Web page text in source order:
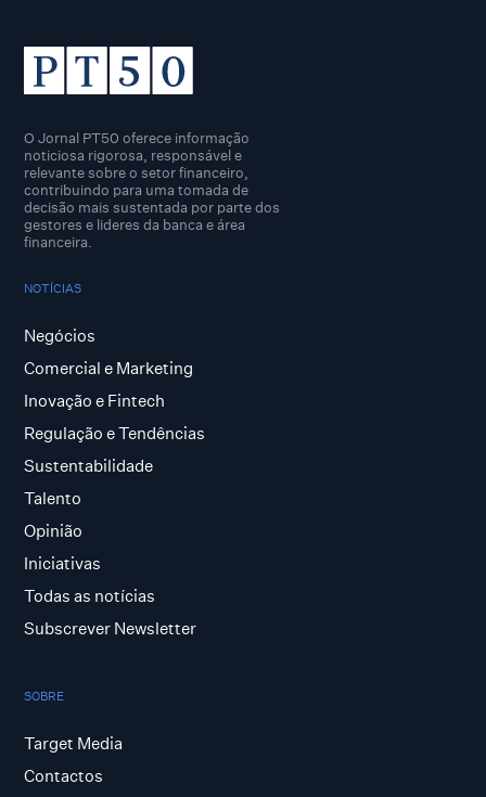
O Jornal PT50 oferece informação
noticiosa rigorosa, responsável e
relevante sobre o setor financeiro,
contribuindo para uma tomada de
decisão mais sustentada por parte dos
gestores e lideres da banca e área
financeira.
NOTÍCIAS
Negócios
Comercial e Marketing
Inovação e Fintech
Regulação e Tendências
Sustentabilidade
Talento
Opinião
Iniciativas
Todas as notícias
Subscrever Newsletter
SOBRE
Target Media
Contactos